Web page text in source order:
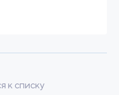
к списку